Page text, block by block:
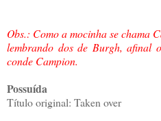
Obs.: Como a mocinha se chama
lembrando dos de Burgh,
conde Campion.
Possuída
Título original: Taken over